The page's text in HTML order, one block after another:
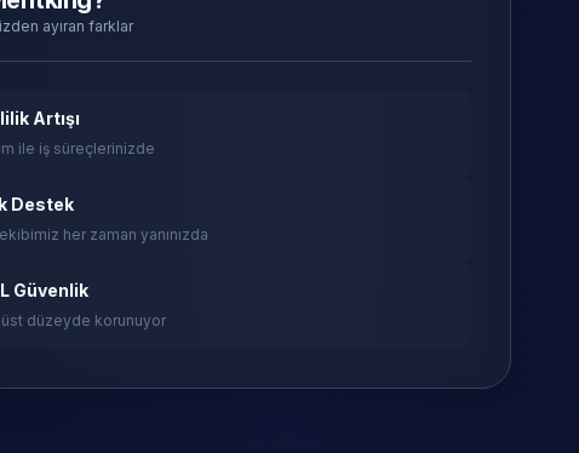
ayıran farklar
Artışı
ile iş süreçlerinizde
Destek
her zaman yanınızda
Güvenlik
düzeyde korunuyor